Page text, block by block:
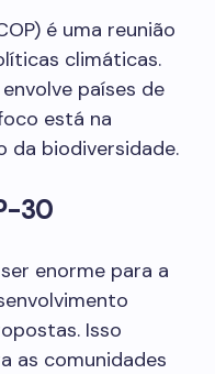
é uma reunião
climáticas.
países de
está na
da biodiversidade.
30
enorme para a
Isso
as comunidades